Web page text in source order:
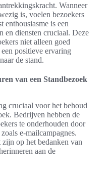
Wanneer
is, voelen bezoekers
enthousiasme is een
en diensten cruciaal. Deze
niet alleen goed
positieve ervaring
de stand.
van een Standbezoek
cruciaal voor het behoud
Bedrijven hebben de
te onderhouden door
e-mailcampagnes.
op het bedanken van
aan de